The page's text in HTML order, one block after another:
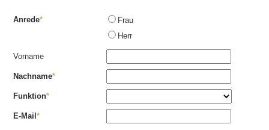
Anrede
Frau
Herr
Vorname
Nachname
Funktion
E-Mail